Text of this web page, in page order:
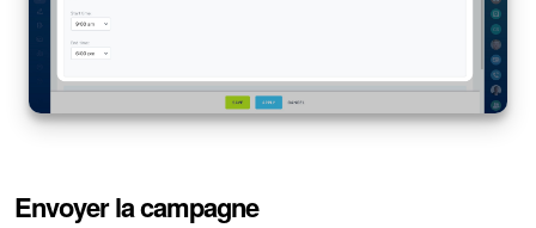
Envoyer la campagne